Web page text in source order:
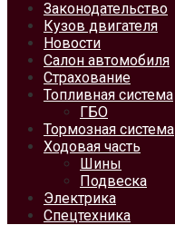
Законодательство
Кузов двигателя
Новости
Салон автомобиля
Страхование
Топливная система
ГБО
Тормозная система
Ходовая часть
Шины
Подвеска
Электрика
Спецтехника